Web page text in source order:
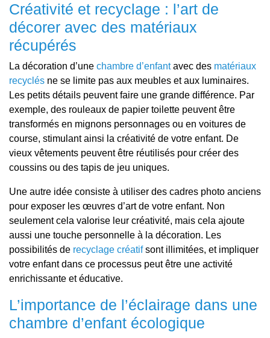
Créativité et recyclage : l’art de
décorer avec des matériaux
récupérés
La décoration d’une chambre d’enfantavec des matériaux
recyclés ne se limite pas aux meubles et aux luminaires.
Les petits détails peuvent faire une grande différence. Par
exemple, des rouleaux de papier toilette peuvent être
transformés en mignons personnages ou en voitures de
course, stimulant ainsi la créativité de votre enfant. De
vieux vêtements peuvent être réutilisés pour créer des
coussins ou des tapis de jeu uniques.
Une autre idée consiste à utiliser des cadres photo anciens
pour exposer les œuvres d’art de votre enfant. Non
seulement cela valorise leur créativité, mais cela ajoute
aussi une touche personnelle à la décoration. Les
possibilités de recyclage créatifsont illimitées, et impliquer
votre enfant dans ce processus peut être une activité
enrichissante et éducative.
L’importance de l’éclairage dans une
chambre d’enfant écologique